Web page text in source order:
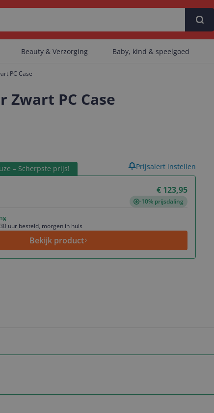
geen artikelen gevonden.
Beauty & Verzorging Baby, kind & speelgoed
PC Case
Zwart PC Case
– Scherpste prijs!
€ 123,95
-10% prijsdaling
uur besteld, morgen in huis
Bekijk product
Prijsalert instellen